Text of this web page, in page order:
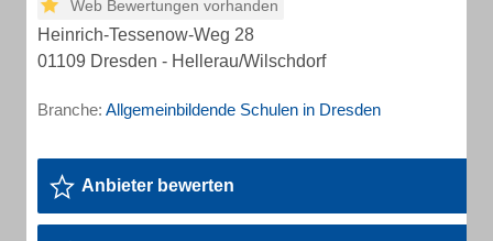
Web Bewertungen vorhanden
Heinrich-Tessenow-Weg 28
01109 Dresden - Hellerau/Wilschdorf
Branche: Allgemeinbildende Schulen in Dresden
Anbieter bewerten